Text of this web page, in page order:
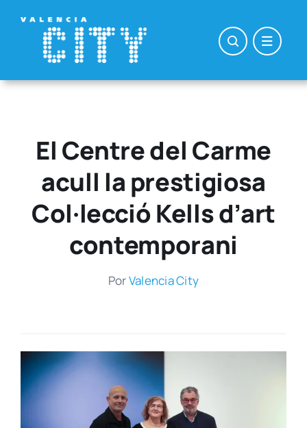
contenido
El Centre del Carme
acull la prestigiosa
Col·lecció Kells d’art
contemporani
PorValen­cia City